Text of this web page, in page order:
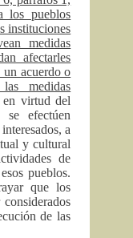
los pueblos
instituciones
medidas
afectarles
acuerdo o
medidas
virtud del
efectúen
a
y cultural
de
pueblos.
que los
de las